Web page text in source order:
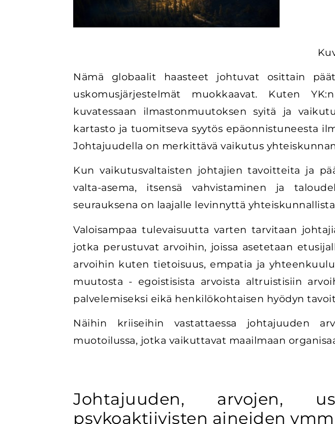
Nämä globaalit haasteet johtuvat osittain
uskomusjärjestelmät muokkaavat. Kuten
kuvatessaan ilmastonmuutoksen syitä ja
kartasto ja tuomitseva syytös epäonnistuneesta
Johtajuudella on merkittävä vaikutus
Kun vaikutusvaltaisten johtajien tavoitteita ja
valta-asema, itsensä vahvistaminen ja
seurauksena on laajalle levinnyttä
Valoisampaa tulevaisuutta varten tarvitaan
jotka perustuvat arvoihin, joissa asetetaan
arvoihin kuten tietoisuus, empatia ja
muutosta - egoistisista arvoista altruistisiin
palvelemiseksi eikä henkilökohtaisen hyödyn
Näihin kriiseihin vastattaessa johtajuuden
muotoilussa, jotka vaikuttavat maailmaan
Johtajuuden, arvojen,
psykoaktiivisten aineiden